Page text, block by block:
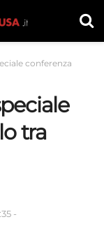
conferenza
tra
-